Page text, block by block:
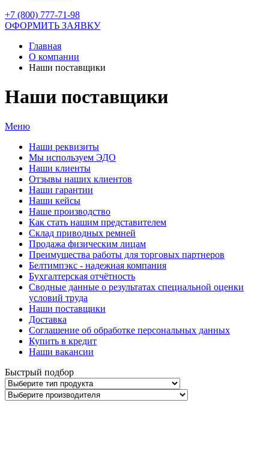
+7 (800) 777-71-98
ОФОРМИТЬ ЗАЯВКУ
Главная
О компании
Наши поставщики
Наши поставщики
Меню
Наши реквизиты
Мы используем ЭДО
Наши клиенты
Отзывы наших клиентов
Наши гарантии
Наши кейсы
Наше производство
Как стать нашим представителем
Склад приводных ремней
Продажа физическим лицам
Преимущества работы для торговых партнеров
Белтимпэкс - надежная компания
Бухгалтерская отчётность
Сводные данные о результатах специальной оценки
условий труда
Наши поставщики
Доставка
Соглашение об обработке персональных данных
Купить в кредит
Наши вакансии
Быстрый подбор